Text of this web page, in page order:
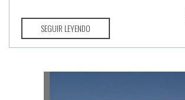
SEGUIR LEYENDO